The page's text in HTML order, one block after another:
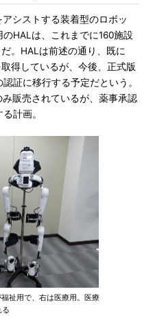
シストする装着型のロボッ
HALは、これまでに160施設
。HALは前述の通り、既に
得しているが、今後、正式版
証に移行する予定だという。
販売されているが、薬事承認
計画。
祉用で、右は医療用。医療
る